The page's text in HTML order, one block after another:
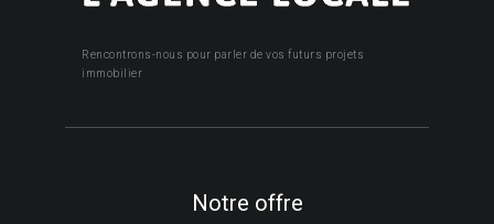
Rencontrons-nous pour parler de vos futurs projets
immobilier
Notre offre